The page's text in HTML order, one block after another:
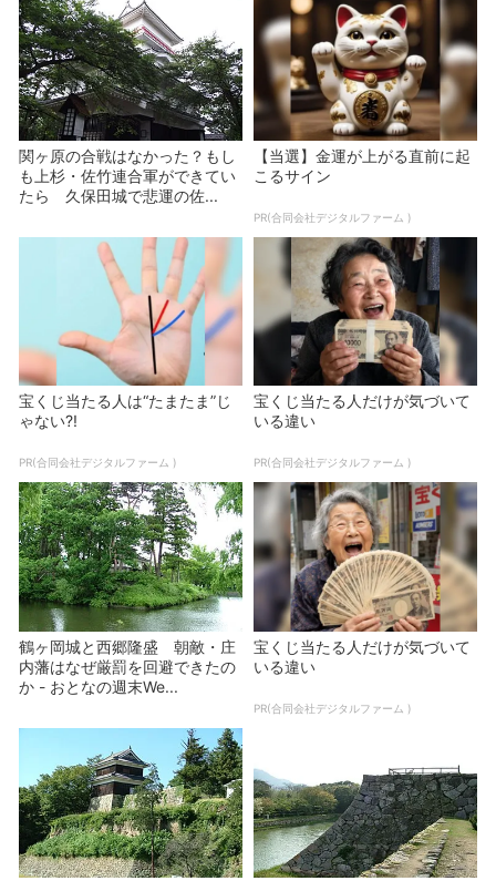
関ヶ原の合戦はなかった？もし
も上杉・佐竹連合軍ができてい
たら 久保田城で悲運の佐...
【当選】金運が上がる直前に起
こるサイン
PR(合同会社デジタルファーム )
宝くじ当たる人は“たまたま”じ
ゃない?!
PR(合同会社デジタルファーム )
宝くじ当たる人だけが気づいて
いる違い
PR(合同会社デジタルファーム )
鶴ヶ岡城と西郷隆盛 朝敵・庄
内藩はなぜ厳罰を回避できたの
か - おとなの週末We...
宝くじ当たる人だけが気づいて
いる違い
PR(合同会社デジタルファーム )